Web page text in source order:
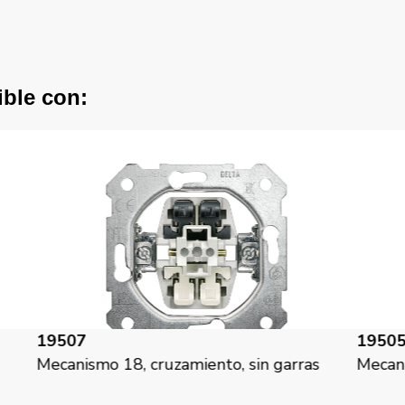
con:
19505-X
Mecanismo 18, interruptor, con garras